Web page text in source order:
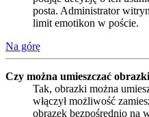
posta. Administrator
limit emotikon w poście.
Na górę
Czy można umieszczać
Tak, obrazki można
włączył możliwość
obrazek bezpośrednio na